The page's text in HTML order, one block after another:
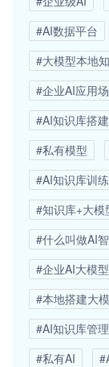
#AI数据平台
#大模型本地
#企业AI应用
#AI知识库搭
#私有模型
#AI知识库训练
#知识库+大模
#什么叫做AI
#企业AI大模型
#本地搭建大
#AI知识库管理
#私有AI